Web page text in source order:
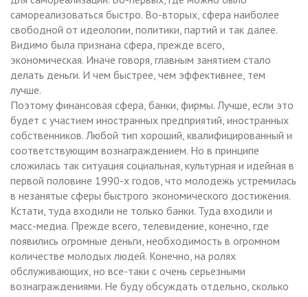
самореализоваться быстро. Во-вторых, сфера наиболее
свободной от идеологии, политики, партий и так далее.
Видимо была признана сфера, прежде всего,
экономическая. Иначе говоря, главным занятием стало
делать деньги. И чем быстрее, чем эффективнее, тем
лучше.
Поэтому финансовая сфера, банки, фирмы. Лучше, если это
будет с участием иностранных предприятий, иностранных
собственников. Любой тип хороший, квалифицированный и
соответствующим вознаграждением. Но в принципе
сложилась так ситуация социальная, культурная и идейная в
первой половине 1990-х годов, что молодежь устремилась
в незанятые сферы быстрого экономического достижения.
Кстати, туда входили не только банки. Туда входили и
масс-медиа. Прежде всего, телевидение, конечно, где
появились огромные деньги, необходимость в огромном
количестве молодых людей. Конечно, на ролях
обслуживающих, но все-таки с очень серьезными
вознаграждениями. Не буду обсуждать отдельно, сколько